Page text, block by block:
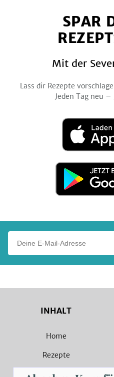
Facebook
SPAR
Mit der
Lass dir Rezepte
Jeden Tag neu
Laden
im
App
Jetzt
Google
INHALT
Home
Rezepte
Magazin